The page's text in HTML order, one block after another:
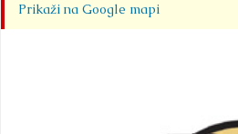
Prikaži na Google mapi